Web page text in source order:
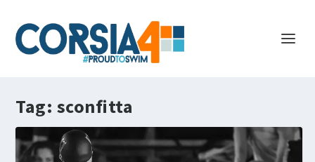
Tag: sconfitta